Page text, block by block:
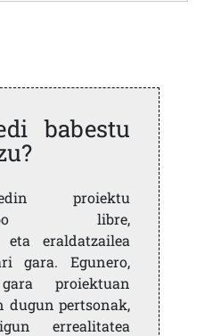
babestu
proiektu
libre,
eraldatzailea
gara. Egunero,
proiektuan
dugun pertsonak,
errealitatea